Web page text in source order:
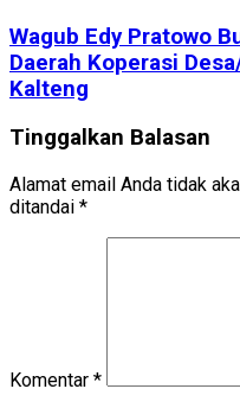
Wagub Edy Pratowo
Daerah Koperasi
Kalteng
Tinggalkan Balasan
Alamat email Anda tidak
ditandai *
Komentar *